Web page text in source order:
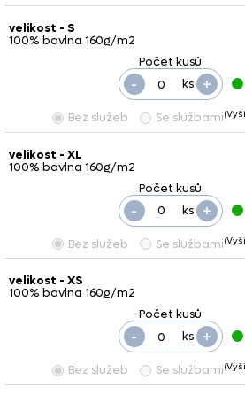
velikost - S
100% bavlna 160g/m2
ks +
-
Bez služeb Se službami
velikost - XL
100% bavlna 160g/m2
ks +
-
Bez služeb Se službami
velikost - XS
100% bavlna 160g/m2
ks +
-
Bez služeb Se službami